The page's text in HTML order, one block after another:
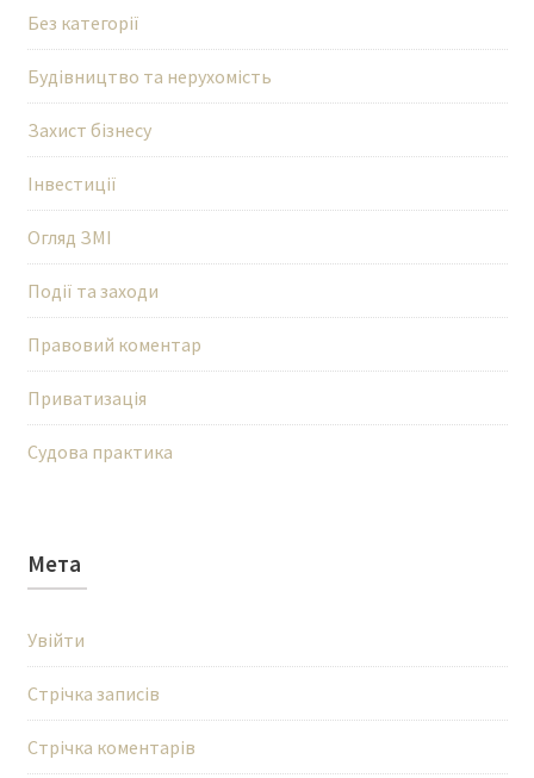
Без категорії
Будівництво та нерухомість
Захист бізнесу
Інвестиції
Огляд ЗМІ
Події та заходи
Правовий коментар
Приватизація
Судова практика
Мета
Увійти
Стрічка записів
Стрічка коментарів